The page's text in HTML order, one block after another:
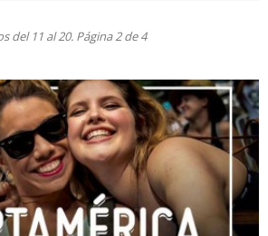
del 11 al 20. Página 2 de 4